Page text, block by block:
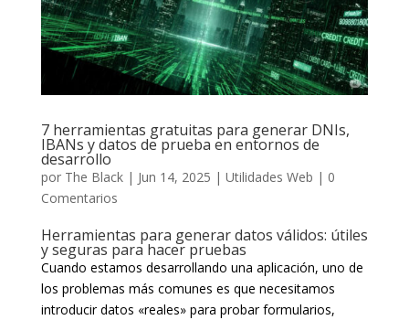
7 herramientas gratuitas para generar DNIs,
IBANs y datos de prueba en entornos de
desarrollo
por The Black| Jun 14, 2025 | Utilidades Web | 0
Comentarios
Herramientas para generar datos válidos: útiles
y seguras para hacer pruebas
Cuando estamos desarrollando una aplicación, uno de
los problemas más comunes es que necesitamos
introducir datos «reales» para probar formularios,